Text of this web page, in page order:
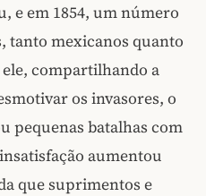
e em 1854, um número
tanto mexicanos quanto
compartilhando a
os invasores, o
pequenas batalhas com
aumentou
que suprimentos e